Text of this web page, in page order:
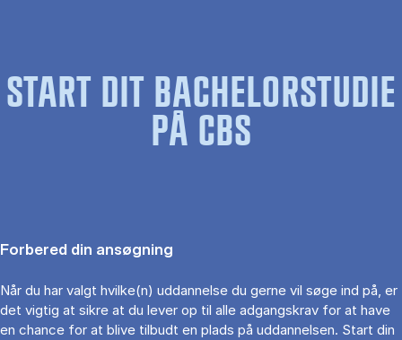
START DIT BACHELORSTUDIE
PÅ CBS
Forbered din ansøgning
Når du har valgt hvilke(n) uddannelse du gerne vil søge ind på, er
det vigtig at sikre at du lever op til alle adgangskrav for at have
en chance for at blive tilbudt en plads på uddannelsen. Start din